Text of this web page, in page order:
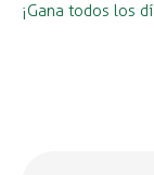
¡Gana todos los